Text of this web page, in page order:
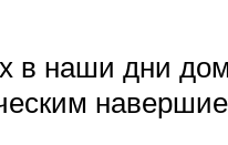
в наши дни